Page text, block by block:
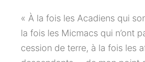
« À la fois les Acadiens qui
la fois les Micmacs qui n’ont
cession de terre, à la fois les